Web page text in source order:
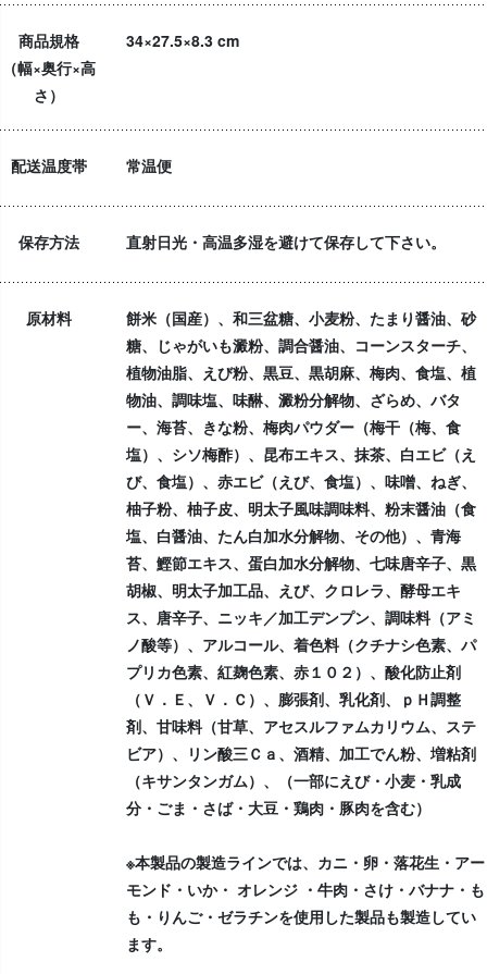
商品規格
（幅×奥行×高
さ）
34×27.5×8.3 cm
配送温度帯 常温便
保存方法 直射日光・高温多湿を避けて保存して下さい。
原材料
餅米（国産）、和三盆糖、小麦粉、たまり醤油、砂
糖、じゃがいも澱粉、調合醤油、コーンスターチ、
植物油脂、えび粉、黒豆、黒胡麻、梅肉、食塩、植
物油、調味塩、味醂、澱粉分解物、ざらめ、バタ
ー、海苔、きな粉、梅肉パウダー（梅干（梅、食
塩）、シソ梅酢）、昆布エキス、抹茶、白エビ（え
び、食塩）、赤エビ（えび、食塩）、味噌、ねぎ、
柚子粉、柚子皮、明太子風味調味料、粉末醤油（食
塩、白醤油、たん白加水分解物、その他）、青海
苔、鰹節エキス、蛋白加水分解物、七味唐辛子、黒
胡椒、明太子加工品、えび、クロレラ、酵母エキ
ス、唐辛子、ニッキ／加工デンプン、調味料（アミ
ノ酸等）、アルコール、着色料（クチナシ色素、パ
プリカ色素、紅麹色素、赤１０２）、酸化防止剤
（Ｖ．Ｅ、Ｖ．Ｃ）、膨張剤、乳化剤、ｐＨ調整
剤、甘味料（甘草、アセスルファムカリウム、ステ
ビア）、リン酸三Ｃａ、酒精、加工でん粉、増粘剤
（キサンタンガム）、（一部にえび・小麦・乳成
分・ごま・さば・大豆・鶏肉・豚肉を含む）
※本製品の製造ラインでは、カニ・卵・落花生・アー
モンド・いか・ オレンジ ・牛肉・さけ・バナナ・も
も・りんご・ゼラチンを使用した製品も製造してい
ます。